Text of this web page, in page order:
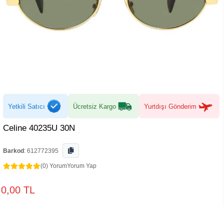
Yetkili Satıcı Ücretsiz Kargo Yurtdışı Gönderim
Celine 40235U 30N
Barkod : 612772395
(0) YorumYorum Yap
0,00 TL